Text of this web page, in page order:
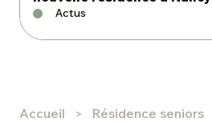
Actus
Accueil Résidence seniors